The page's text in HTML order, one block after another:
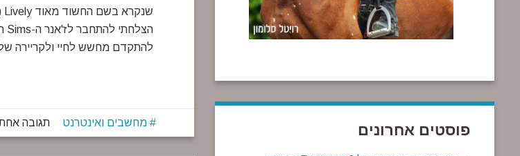
להתקדם מחשש לחיי ולקריירה
מחשבים ואינטרנט תגובה פוסטים אחרונים